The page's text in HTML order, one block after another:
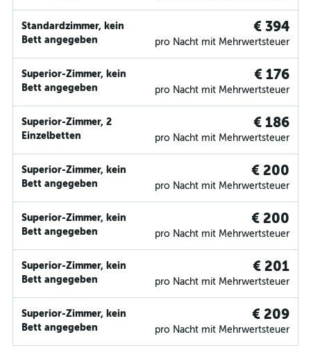
Standardzimmer, kein
Bett angegeben
€ 394
pro Nacht mit Mehrwertsteuer
Superior-Zimmer, kein
Bett angegeben
€ 176
pro Nacht mit Mehrwertsteuer
Superior-Zimmer, 2
Einzelbetten
€ 186
pro Nacht mit Mehrwertsteuer
Superior-Zimmer, kein
Bett angegeben
€ 200
pro Nacht mit Mehrwertsteuer
Superior-Zimmer, kein
Bett angegeben
€ 200
pro Nacht mit Mehrwertsteuer
Superior-Zimmer, kein
Bett angegeben
€ 201
pro Nacht mit Mehrwertsteuer
Superior-Zimmer, kein
Bett angegeben
€ 209
pro Nacht mit Mehrwertsteuer